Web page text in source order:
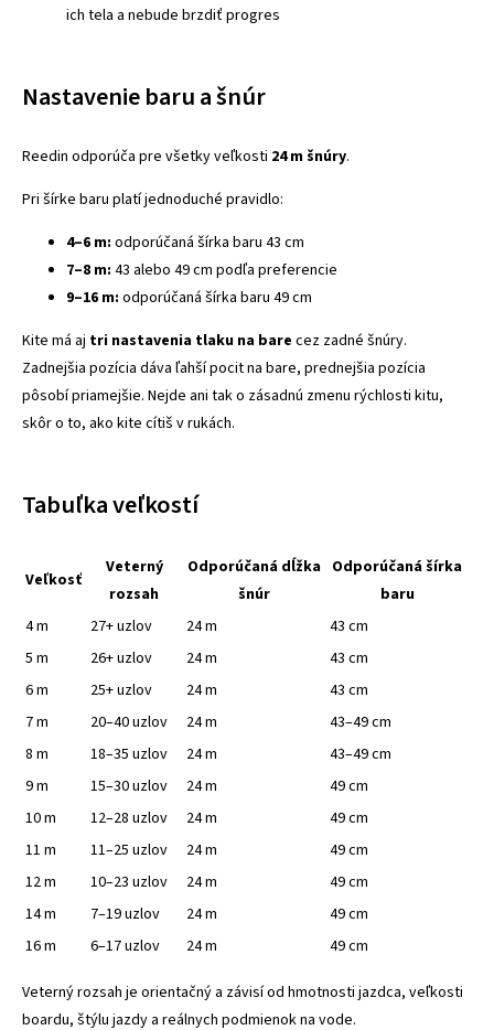
ich tela a nebude brzdiť progres
Nastavenie baru a šnúr
Reedin odporúča pre všetky veľkosti 24 m šnúry.
Pri šírke baru platí jednoduché pravidlo:
4–6 m: odporúčaná šírka baru 43 cm
7–8 m: 43 alebo 49 cm podľa preferencie
9–16 m: odporúčaná šírka baru 49 cm
Kite má aj tri nastavenia tlaku na bare cez zadné šnúry.
Zadnejšia pozícia dáva ľahší pocit na bare, prednejšia pozícia
pôsobí priamejšie. Nejde ani tak o zásadnú zmenu rýchlosti kitu,
skôr o to, ako kite cítiš v rukách.
Tabuľka veľkostí
Veľkosť
Veterný
rozsah
Odporúčaná dĺžka
šnúr
Odporúčaná šírka
baru
4 m
27+ uzlov 24 m
43 cm
5 m
26+ uzlov 24 m
43 cm
6 m
25+ uzlov 24 m
43 cm
7 m
20–40 uzlov 24 m
43–49 cm
8 m
18–35 uzlov 24 m
43–49 cm
9 m
15–30 uzlov 24 m
49 cm
10 m
12–28 uzlov 24 m
49 cm
11 m
11–25 uzlov 24 m
49 cm
12 m
10–23 uzlov 24 m
49 cm
14 m
7–19 uzlov 24 m
49 cm
16 m
6–17 uzlov 24 m 49 cm
Veterný rozsah je orientačný a závisí od hmotnosti jazdca, veľkosti
boardu, štýlu jazdy a reálnych podmienok na vode.